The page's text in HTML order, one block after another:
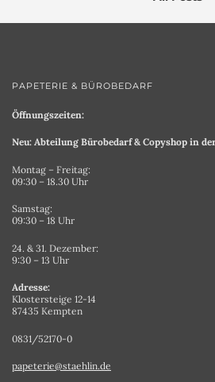
PAPETERIE & BÜROBEDARF
Öffnungszeiten:
Neu: Abteilung Bürobedarf & Copyshop in
Montag – Freitag:
09:30 – 18.30 Uhr
Samstag:
09:30 – 18 Uhr
24. & 31. Dezember:
9:30 – 13 Uhr
Adresse:
Klostersteige 12-14
87435 Kempten
0831/52170-0
papeterie@staehlin.de